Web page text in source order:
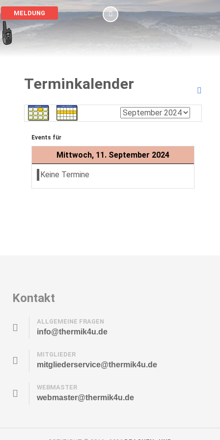
MELDUNG
Terminkalender
Events für
Mittwoch, 11. September 2024
Keine Termine
Kontakt
ALLGEMEINE FRAGEN
info@thermik4u.de
MITGLIEDER
mitgliederservice@thermik4u.de
WEBMASTER
webmaster@thermik4u.de